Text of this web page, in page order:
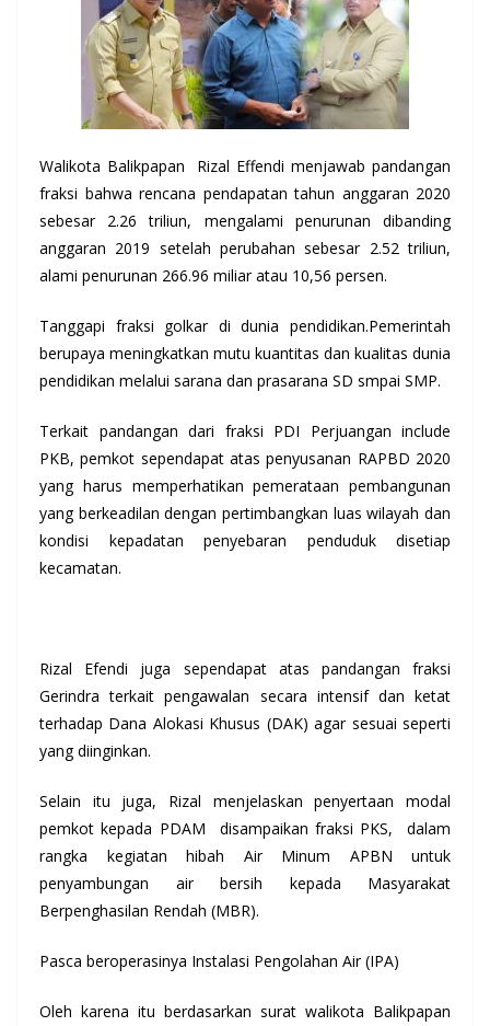
Walikota Balikpapan Rizal Effendi menjawab pandangan
fraksi bahwa rencana pendapatan tahun anggaran 2020
sebesar 2.26 triliun, mengalami penurunan dibanding
anggaran 2019 setelah perubahan sebesar 2.52 triliun,
alami penurunan 266.96 miliar atau 10,56 persen.
Tanggapi fraksi golkar di dunia pendidikan.Pemerintah
berupaya meningkatkan mutu kuantitas dan kualitas dunia
pendidikan melalui sarana dan prasarana SD smpai SMP.
Terkait pandangan dari fraksi PDI Perjuangan include
PKB, pemkot sependapat atas penyusanan RAPBD 2020
yang harus memperhatikan pemerataan pembangunan
yang berkeadilan dengan pertimbangkan luas wilayah dan
kondisi kepadatan penyebaran penduduk disetiap
kecamatan.
Rizal Efendi juga sependapat atas pandangan fraksi
Gerindra terkait pengawalan secara intensif dan ketat
terhadap Dana Alokasi Khusus (DAK) agar sesuai seperti
yang diinginkan.
Selain itu juga, Rizal menjelaskan penyertaan modal
pemkot kepada PDAM disampaikan fraksi PKS, dalam
rangka kegiatan hibah Air Minum APBN untuk
penyambungan air bersih kepada Masyarakat
Berpenghasilan Rendah (MBR).
Pasca beroperasinya Instalasi Pengolahan Air (IPA)
Oleh karena itu berdasarkan surat walikota Balikpapan